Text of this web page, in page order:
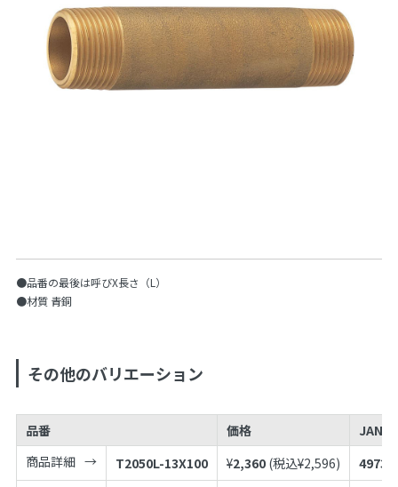
●品番の最後は呼びX長さ（L）
●材質 青銅
その他のバリエーション
品番 価格
JAN
商品詳細
T2050L-13X100 ¥2,360 (税込¥2,596)